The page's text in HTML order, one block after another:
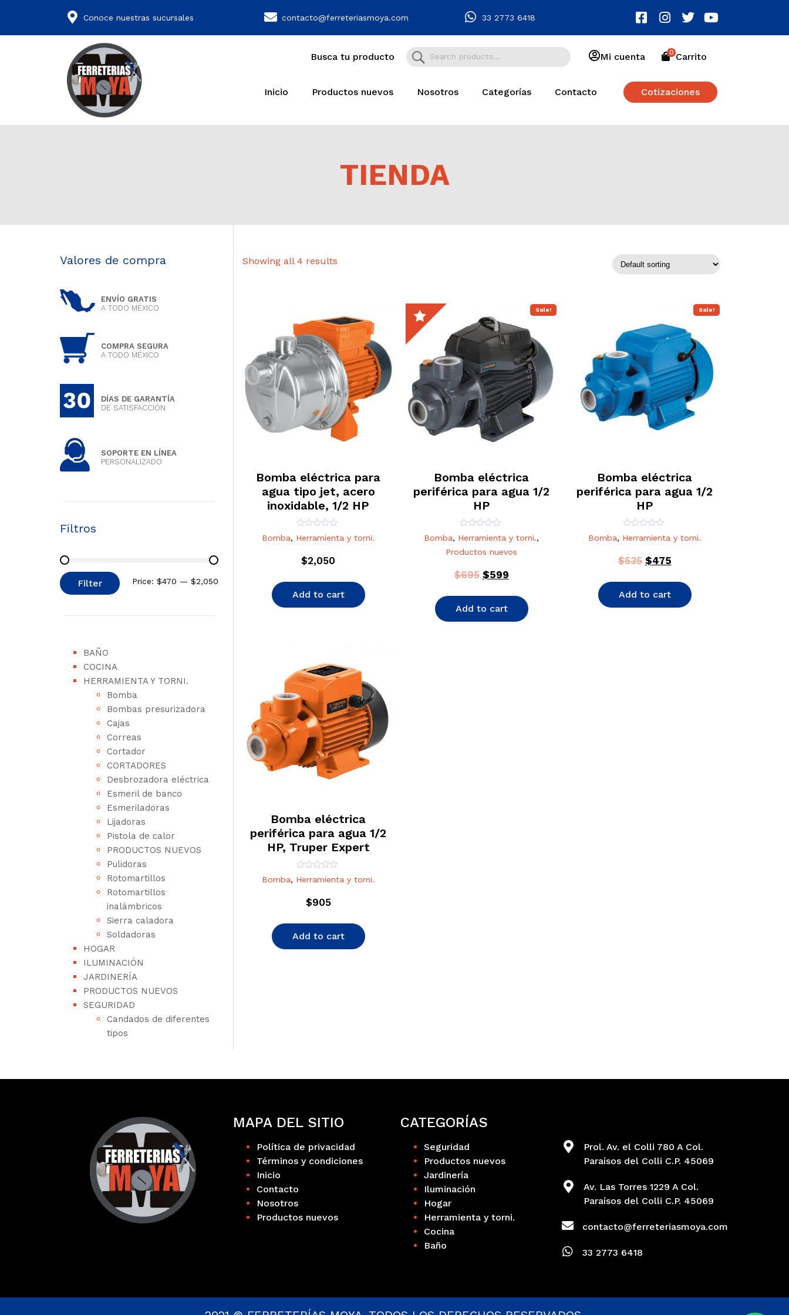
Conoce nuestras sucursales contacto@ferreteriasmoya.com 33 2773 6418
Busca tu producto Mi cuenta 0 Carrito
Inicio Productos nuevos Nosotros Categorías Contacto Cotizaciones
TIENDA
Valores de compra
ENVÍO GRATIS
A TODO MÉXICO
COMPRA SEGURA
A TODO MÉXICO
DÍAS DE GARANTÍA
DE SATISFACCIÓN
SOPORTE EN LÍNEA
PERSONALIZADO
Filtros
Filter Price:$470 —$2,050
BAÑO
COCINA
HERRAMIENTA Y TORNI.
Bomba
Bombas presurizadora
Cajas
Correas
Cortador
CORTADORES
Desbrozadora eléctrica
Esmeril de banco
Esmeriladoras
Lijadoras
Pistola de calor
PRODUCTOS NUEVOS
Pulidoras
Rotomartillos
Rotomartillos
inalámbricos
Sierra caladora
Soldadoras
HOGAR
ILUMINACIÓN
JARDINERÍA
PRODUCTOS NUEVOS
SEGURIDAD
Candados de diferentes
tipos
Showing all 4 results
Bomba eléctrica para
agua tipo jet, acero
inoxidable, 1/2 HP
Rated
0
of
Bomba, Herramienta y torni.
$2,050
Add to cart
Sale!
Bomba eléctrica
periférica para agua 1/2
HP
Rated
0
out
of
Bomba, Herramienta y torni.,
Productos nuevos
$695 $599
Add to cart
Sale!
Bomba eléctrica
periférica para agua 1/2
HP
Rated
0
of
5
Bomba, Herramienta y torni.
$535 $475
Add to cart
Bomba eléctrica
periférica para agua 1/2
HP, Truper Expert
Rated
0
Bomba, Herramienta y torni.
$905
Add to cart
MAPA DEL SITIO
Política de privacidad
Términos y condiciones
Inicio
Contacto
Nosotros
Productos nuevos
CATEGORÍAS
Seguridad
Productos nuevos
Jardinería
Iluminación
Hogar
Herramienta y torni.
Cocina
Baño
Prol. Av. el Colli 780 A Col.
Paraísos del Colli C.P. 45069
Av. Las Torres 1229 A Col.
Paraísos del Colli C.P. 45069
contacto@ferreteriasmoya.com
33 2773 6418